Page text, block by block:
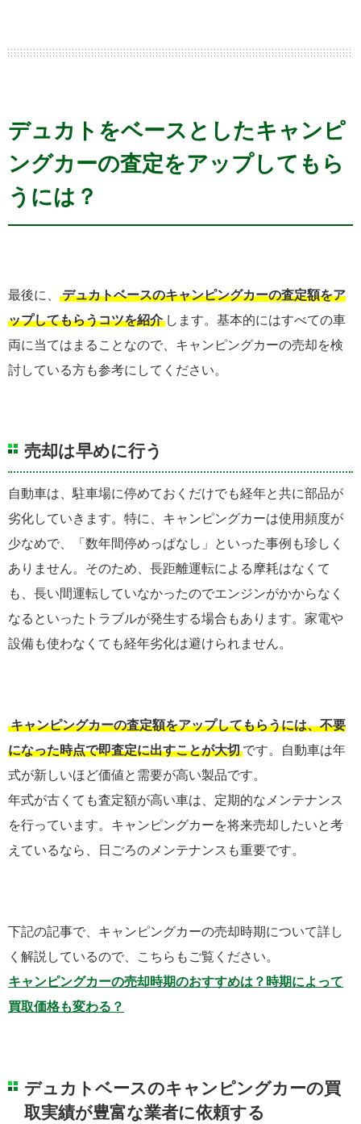
デュカトをベースとしたキャンピ
ングカーの査定をアップしてもら
うには？
最後に、
デュカトベースのキャンピングカーの査定額をア
ップしてもらうコツを紹介 します。基本的にはすべての車
両に当てはまることなので、キャンピングカーの売却を検
討している方も参考にしてください。
売却は早めに行う
自動車は、駐車場に停めておくだけでも経年と共に部品が
劣化していきます。特に、キャンピングカーは使用頻度が
少なめで、「数年間停めっぱなし」といった事例も珍しく
ありません。そのため、長距離運転による摩耗はなくて
も、長い間運転していなかったのでエンジンがかからなく
なるといったトラブルが発生する場合もあります。家電や
設備も使わなくても経年劣化は避けられません。
キャンピングカーの査定額をアップしてもらうには、不要
になった時点で即査定に出すことが大切 です。自動車は年
式が新しいほど価値と需要が高い製品です。
年式が古くても査定額が高い車は、定期的なメンテナンス
を行っています。キャンピングカーを将来売却したいと考
えているなら、日ごろのメンテナンスも重要です。
下記の記事で、キャンピングカーの売却時期について詳し
く解説しているので、こちらもご覧ください。
キャンピングカーの売却時期のおすすめは？時期によって
買取価格も変わる？
デュカトベースのキャンピングカーの買
取実績が豊富な業者に依頼する